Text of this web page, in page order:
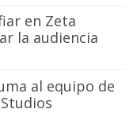
en Zeta
la audiencia
al equipo de